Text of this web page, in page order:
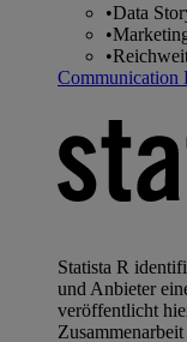
•Data
•
•
Communication
Statista R
und Anbieter
veröffentlicht